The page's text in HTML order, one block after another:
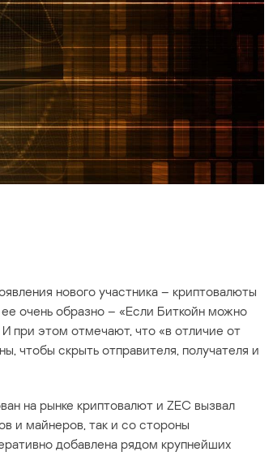
нового участника – криптовалюты
очень образно – «Если Биткойн можно
при этом отмечают, что «в отличие от
чтобы скрыть отправителя, получателя и
на рынке криптовалют и ZEC вызвал
и майнеров, так и со стороны
добавлена рядом крупнейших